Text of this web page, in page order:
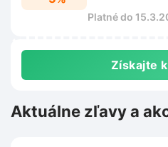
Platné do
Získajte
Aktuálne zľavy a